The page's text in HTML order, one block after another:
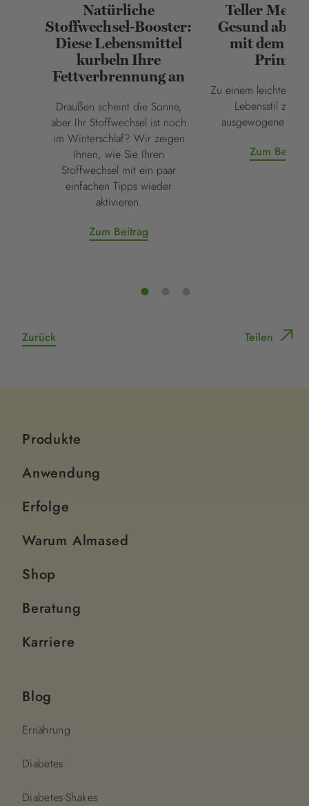
Natürliche
Stoffwechsel-Booster:
Diese Lebensmittel
kurbeln Ihre
Fettverbrennung an
Draußen scheint die Sonne,
aber Ihr Stoffwechsel ist noch
im Winterschlaf? Wir zeigen
Ihnen, wie Sie Ihren
Stoffwechsel mit ein paar
einfachen Tipps wieder
aktivieren.
Zum Beitrag
Teller
Gesund
mit dem
Prinzip
Zu einem leichteren
Lebensstil zählt
ausgewogene
Zum Beitrag
Zurück Teilen
Produkte
Anwendung
Erfolge
Warum Almased
Shop
Beratung
Karriere
Blog
Ernährung
Diabetes
Diabetes-Shakes